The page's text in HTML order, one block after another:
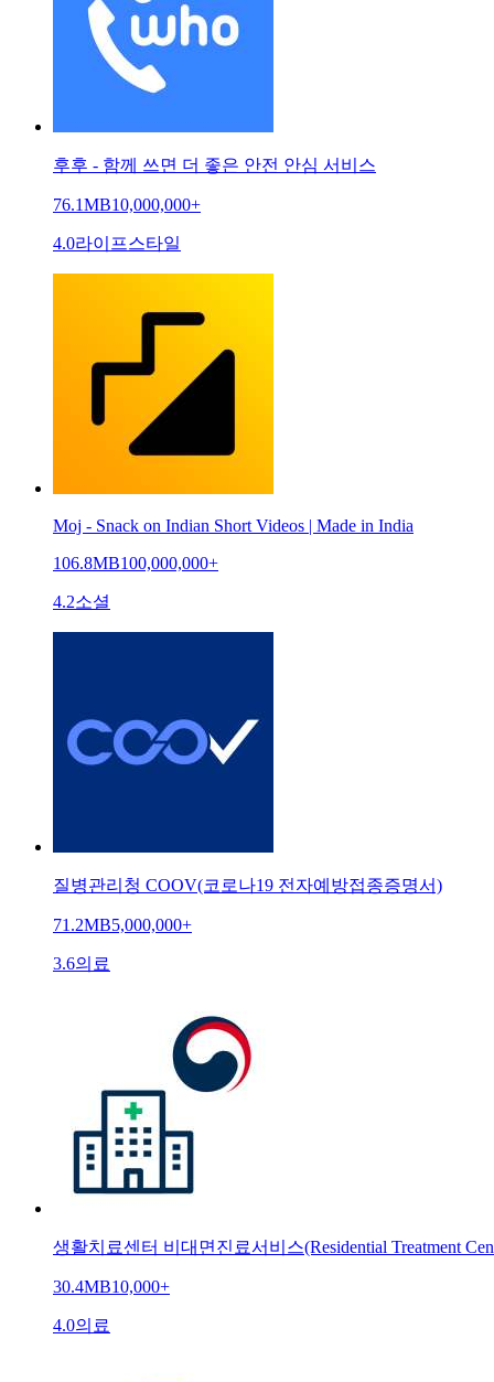
후후 - 함께 쓰면 더 좋은 안전 안심 서비스
76.1MB10,000,000+
4.0라이프스타일
Moj - Snack on Indian Short Videos | Made in India
106.8MB100,000,000+
4.2소셜
질병관리청 COOV(코로나19 전자예방접종증명서)
71.2MB5,000,000+
3.6의료
생활치료센터 비대면진료서비스(Residential Treatment
30.4MB10,000+
4.0의료